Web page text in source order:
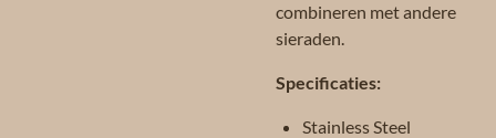
combineren met andere
sieraden.
Specificaties:
Stainless Steel